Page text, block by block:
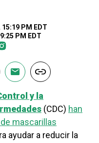
15:19 PM EDT
PM EDT
y la
(CDC) han
mascarillas
ayudar a reducir la